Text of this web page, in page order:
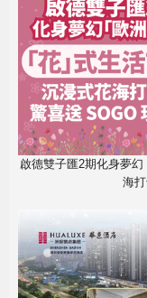
啟德雙子匯2期化身夢
海